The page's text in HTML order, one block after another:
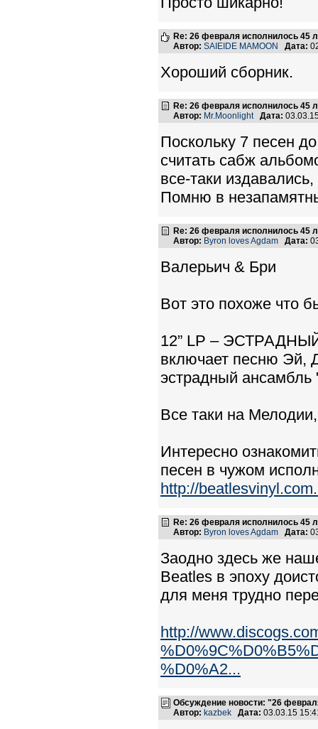
Re: 26 февраля исполнилось 45
Автор: SAIEIDE MAMOON Дата:
Хороший сборник.
Re: 26 февраля исполнилось 45
Автор: Mr.Moonlight Дата:
Поскольку 7 песен
считать сабж
все-таки
Помню в
Re: 26 февраля исполнилось 45
Автор: Byron loves Agdam Дата:
Валерьич & Бри
Вот это похоже что
12” LP –
включает песню Эй,
эстрадный
Все таки на
Интересно
песен в чужом
http://
Re: 26 февраля исполнилось 45
Автор: Byron loves Agdam Дата:
Заодно здесь же
Beatles в эпоху
для меня трудно
http://
%D0%A2...
Обсуждение новости: "26
Автор: kazbek Дата: 03.03.15